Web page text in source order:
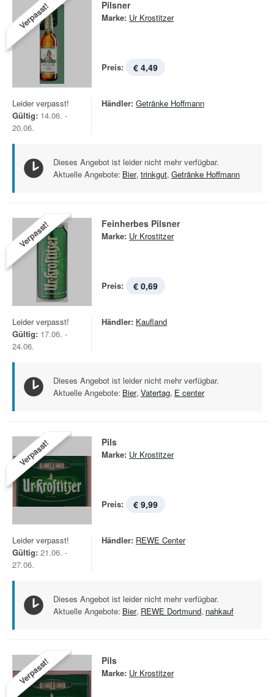
Verpasst! Pilsner
Marke: Ur Krostitzer
Preis: € 4,49
Leider verpasst!
Gültig: 14.06. -
20.06.
Händler: Getränke Hoffmann
Dieses Angebot ist leider nicht mehr verfügbar.
Aktuelle Angebote: Bier, trinkgut, Getränke Hoffmann
Verpasst! Feinherbes Pilsner
Marke: Ur Krostitzer
Preis: € 0,69
Leider verpasst!
Gültig: 17.06. -
24.06.
Händler: Kaufland
Dieses Angebot ist leider nicht mehr verfügbar.
Aktuelle Angebote: Bier, Vatertag, E center
Verpasst! Pils
Marke: Ur Krostitzer
Preis: € 9,99
Leider verpasst!
Gültig: 21.06. -
27.06.
Händler: REWE Center
Dieses Angebot ist leider nicht mehr verfügbar.
Aktuelle Angebote: Bier, REWE Dortmund, nahkauf
Verpasst! Pils
Marke: Ur Krostitzer